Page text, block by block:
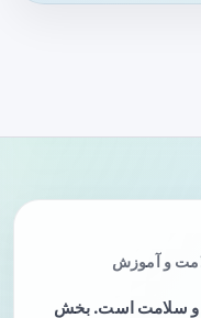
و آموزش
و سلامت است. بخش